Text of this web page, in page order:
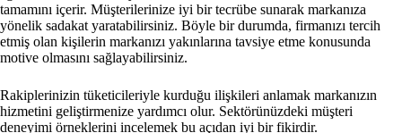
tamamını içerir. Müşterilerinize iyi bir tecrübe sunarak markanıza
yönelik sadakat yaratabilirsiniz. Böyle bir durumda, firmanızı tercih
etmiş olan kişilerin markanızı yakınlarına tavsiye etme konusunda
motive olmasını sağlayabilirsiniz.
Rakiplerinizin tüketicileriyle kurduğu ilişkileri anlamak markanızın
hizmetini geliştirmenize yardımcı olur. Sektörünüzdeki müşteri
deneyimi örneklerini incelemek bu açıdan iyi bir fikirdir.